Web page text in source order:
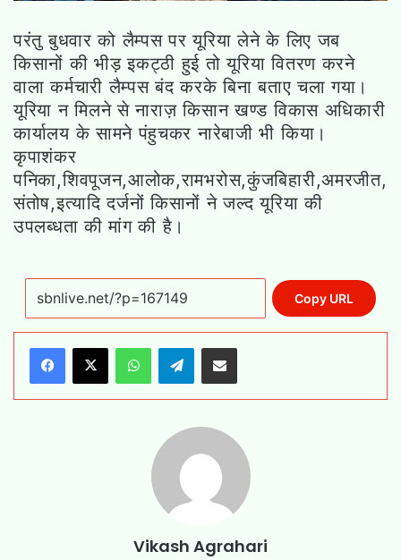
परंतु बुधवार को लैम्पस पर यूरिया लेने के लिए जब
किसानों की भीड़ इकट्ठी हुई तो यूरिया वितरण करने
वाला कर्मचारी लैम्पस बंद करके बिना बताए चला गया।
यूरिया न मिलने से नाराज़ किसान खण्ड विकास अधिकारी
कार्यालय के सामने पंहुचकर नारेबाजी भी किया।
कृपाशंकर
पनिका,शिवपूजन,आलोक,रामभरोस,कुंजबिहारी,अमरजीत,
संतोष,इत्यादि दर्जनों किसानों ने जल्द यूरिया की
उपलब्धता की मांग की है।
Copy URL
WhatsAppTelegramShare via Email
Vikash Agrahari